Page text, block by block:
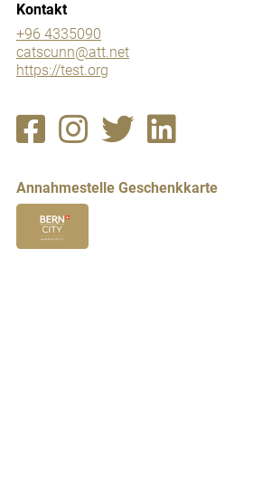
Kontakt
+96 4335090
catscunn@att.net
https://test.org
Annahmestelle Geschenkkarte